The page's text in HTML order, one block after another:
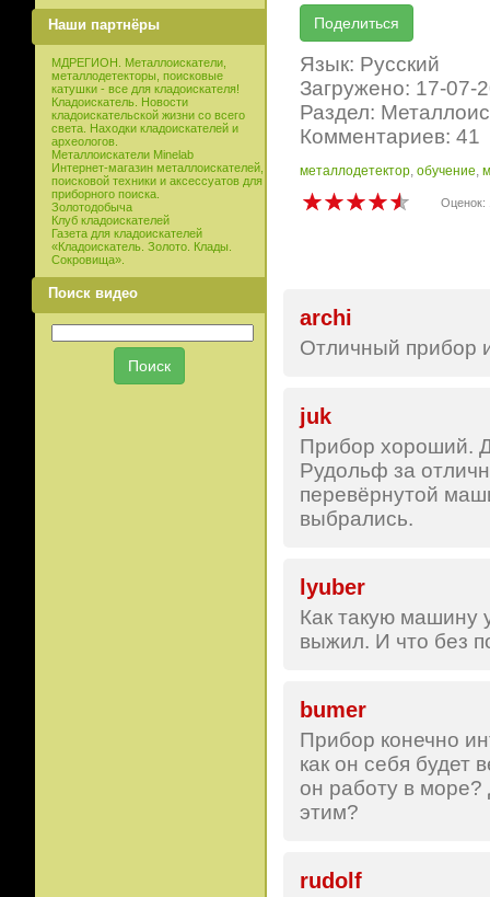
Наши партнёры
МДРЕГИОН. Металлоискатели,
металлодетекторы, поисковые
катушки - все для кладоискателя!
Кладоискатель. Новости
кладоискательской жизни со всего
света. Находки кладоискателей и
археологов.
Металлоискатели Minelab
Интернет-магазин металлоискателей,
поисковой техники и аксессуатов для
приборного поиска.
Золотодобыча
Клуб кладоискателей
Газета для кладоискателей
«Кладоискатель. Золото. Клады.
Сокровища».
Поиск видео
Язык: Русский
Загружено: 17-07-
Раздел:
Комментариев: 41
металлодетектор, обучение,
Оценок:
archi
Отличный прибор
juk
Прибор хороший.
Рудольф за
перевёрнутой
выбрались.
lyuber
Как такую машину
выжил. И что без
bumer
Прибор конечно
как он себя будет
он работу в море?
этим?
rudolf